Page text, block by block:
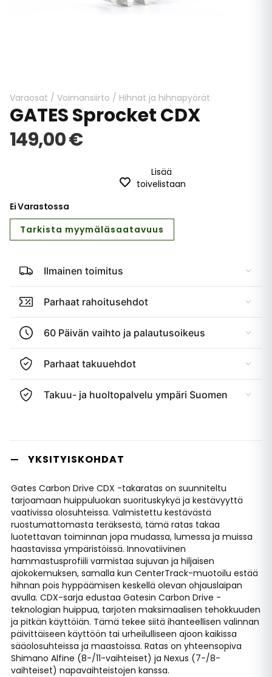
beginning
of
the
images
gallery
Varaosat / Voimansiirto / Hihnat ja hihnapyörät
GATES Sprocket CDX
149,00 €
Lisää
toivelistaan
Ei Varastossa
Tarkista myymäläsaatavuus
Ilmainen toimitus
Parhaat rahoitusehdot
60 Päivän vaihto ja palautusoikeus
Parhaat takuuehdot
Takuu- ja huoltopalvelu ympäri Suomen
YKSITYISKOHDAT
Gates Carbon Drive CDX -takaratas on suunniteltu
tarjoamaan huippuluokan suorituskykyä ja kestävyyttä
vaativissa olosuhteissa. Valmistettu kestävästä
ruostumattomasta teräksestä, tämä ratas takaa
luotettavan toiminnan jopa mudassa, lumessa ja muissa
haastavissa ympäristöissä. Innovatiivinen
hammastusprofiili varmistaa sujuvan ja hiljaisen
ajokokemuksen, samalla kun CenterTrack-muotoilu estää
hihnan pois hyppäämisen keskellä olevan ohjauslaipan
avulla. CDX-sarja edustaa Gatesin Carbon Drive -
teknologian huippua, tarjoten maksimaalisen tehokkuuden
ja pitkän käyttöiän. Tämä tekee siitä ihanteellisen valinnan
päivittäiseen käyttöön tai urheilulliseen ajoon kaikissa
sääolosuhteissa ja maastoissa. Ratas on yhteensopiva
Shimano Alfine (8-/11-vaihteiset) ja Nexus (7-/8-
vaihteiset) napavaihteistojen kanssa.